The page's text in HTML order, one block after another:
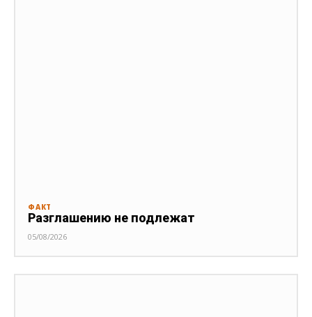
ФАКТ
Разглашению не подлежат
05/08/2026